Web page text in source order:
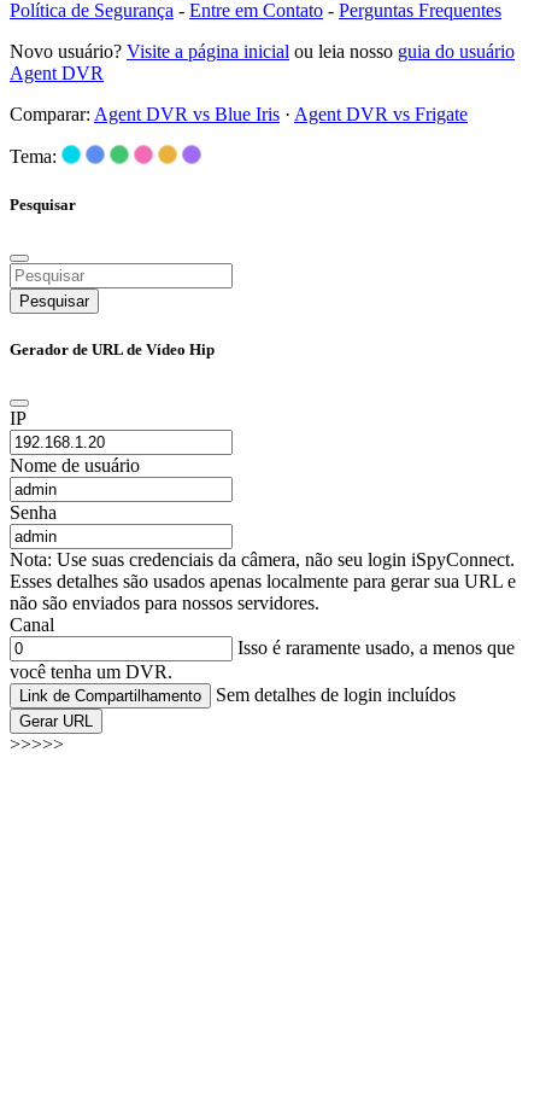
Política de Segurança - Entre em Contato - Perguntas Frequentes
Novo usuário? Visite a página inicial ou leia nosso guia do usuário
Agent DVR
Comparar: Agent DVR vs Blue Iris · Agent DVR vs Frigate
Tema:
Pesquisar
Pesquisar
Gerador de URL de Vídeo Hip
IP
Nome de usuário
Senha
Nota: Use suas credenciais da câmera, não seu login iSpyConnect.
Esses detalhes são usados apenas localmente para gerar sua URL e
não são enviados para nossos servidores.
Canal
Isso é raramente usado, a menos que
você tenha um DVR.
Link de Compartilhamento Sem detalhes de login incluídos
Gerar URL
>>>>>